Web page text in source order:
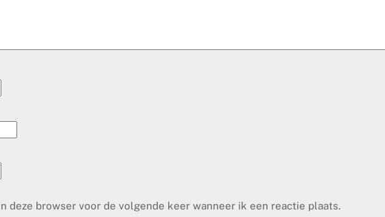
deze browser voor de volgende keer wanneer ik een reactie plaats.